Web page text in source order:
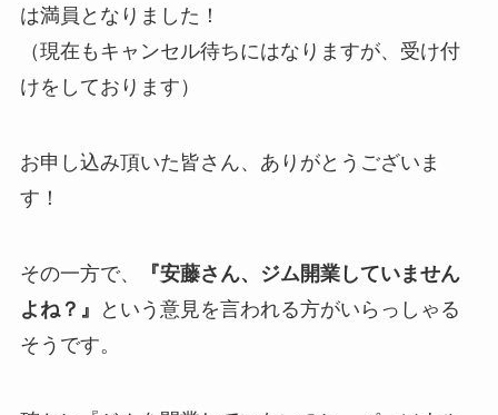
は満員となりました！
（現在もキャンセル待ちにはなりますが、受け付
けをしております）
お申し込み頂いた皆さん、ありがとうございま
す！
その一方で、
『安藤さん、ジム開業していません
よね？』
という意見を言われる方がいらっしゃる
そうです。